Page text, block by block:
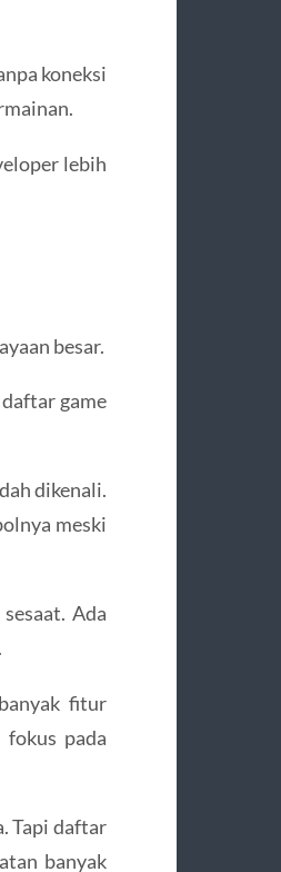
koneksi
lebih
besar.
game
dikenali.
meski
Ada
fitur
pada
Tapi daftar
banyak